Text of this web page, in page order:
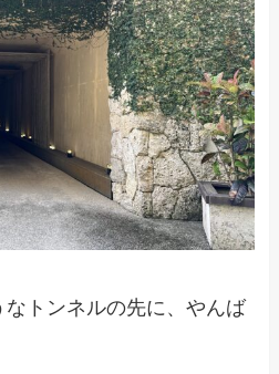
トンネルの先に、やんば